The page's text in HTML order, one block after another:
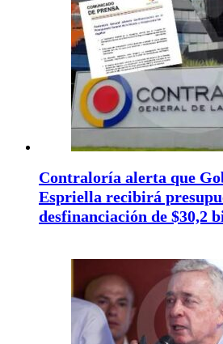
Contraloría alerta que
Espriella recibirá
desfinanciación de $30,2